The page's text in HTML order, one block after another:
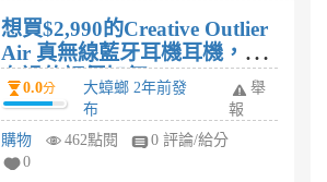
想買$2,990的Creative Outlier
Air 真無線藍牙耳機耳機，你
有過的評價如何?
0.0分
大蟑螂 2年前發
布
舉
報
購物
462點閱
0 評論/給分
0